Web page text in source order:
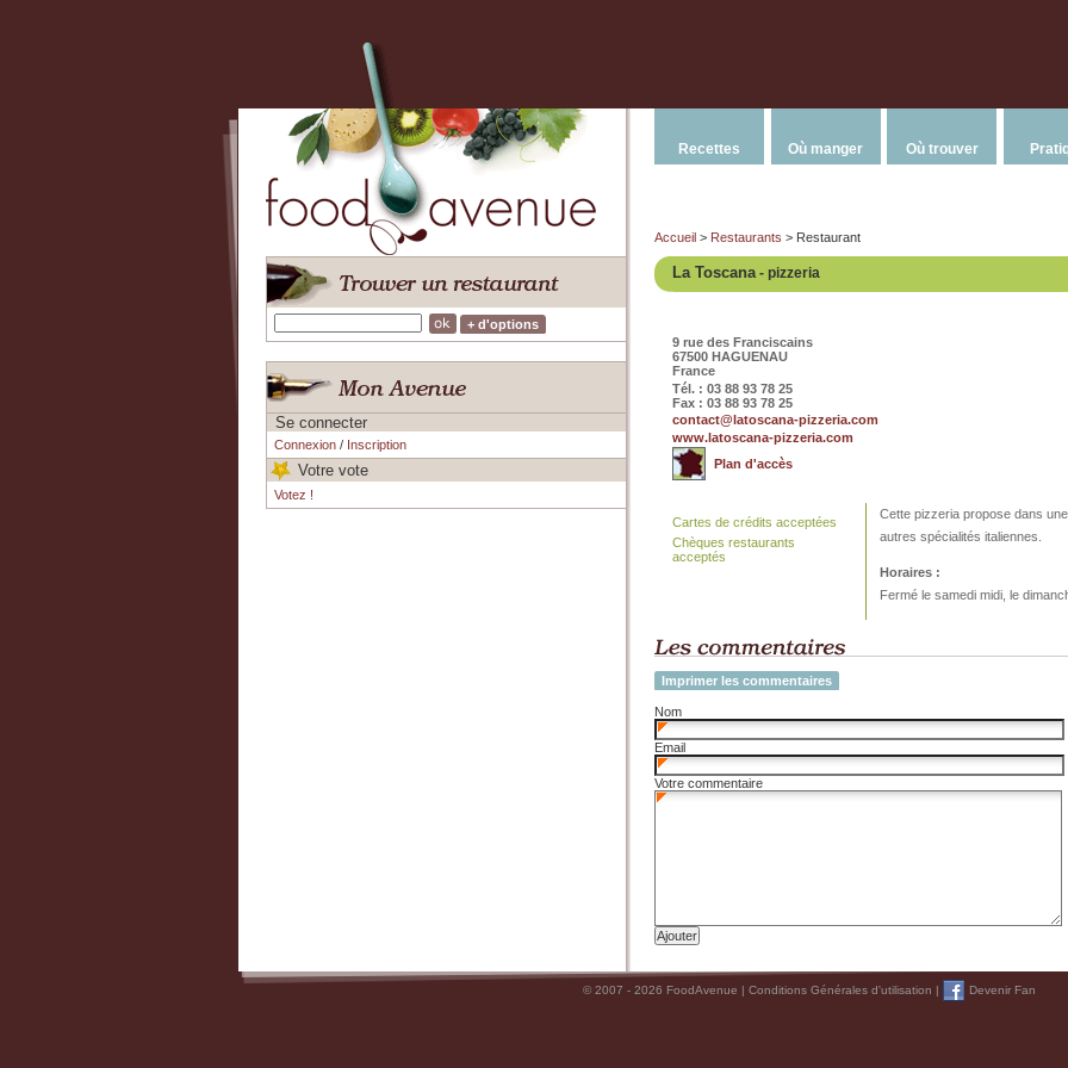
+ d'options
Se connecter
Connexion/ Inscription
Votre vote
Votez !
Recettes Où manger Où trouver
Accueil > Restaurants > Restaurant
La Toscana - pizzeria
9 rue des Franciscains
67500 HAGUENAU
France
Tél. : 03 88 93 78 25
Fax : 03 88 93 78 25
contact@latoscana-pizzeria.com
www.latoscana-pizzeria.com
Plan d'accès
Cette pizzeria propose dans
autres spécialités italiennes.
Horaires :
Fermé le samedi midi, le
Cartes de crédits acceptées
Chèques restaurants
acceptés
Imprimer les commentaires
Nom
Email
Votre commentaire
© 2007 - 2026 FoodAvenue | Conditions Générales d'utilisation | Devenir Fan